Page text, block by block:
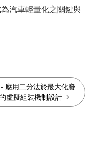
汽車輕量化之關鍵與
- 應用二分法於最大化廢
虛擬組裝機制設計